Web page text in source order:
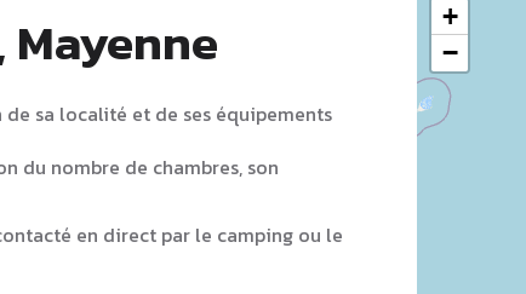
+
−
Mayenne
sa localité et de ses équipements
du nombre de chambres, son
en direct par le camping ou le